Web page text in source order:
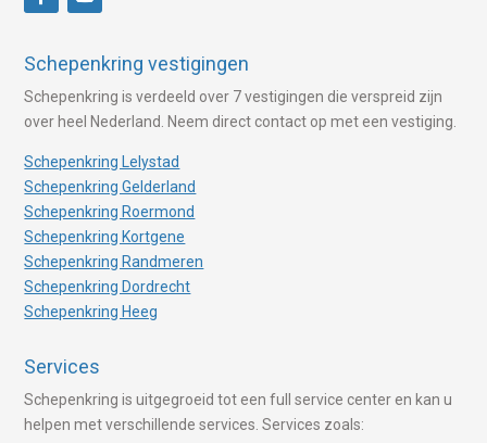
Schepenkring vestigingen
Schepenkring is verdeeld over 7 vestigingen die verspreid zijn
over heel Nederland. Neem direct contact op met een vestiging.
Schepenkring Lelystad
Schepenkring Gelderland
Schepenkring Roermond
Schepenkring Kortgene
Schepenkring Randmeren
Schepenkring Dordrecht
Schepenkring Heeg
Services
Schepenkring is uitgegroeid tot een full service center en kan u
helpen met verschillende services. Services zoals: